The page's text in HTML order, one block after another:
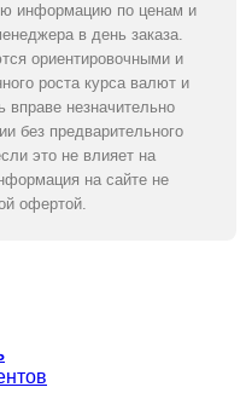
информацию по ценам и
в день заказа.
ориентировочными и
роста курса валют и
вправе незначительно
без предварительного
это не влияет на
на сайте не
офертой.